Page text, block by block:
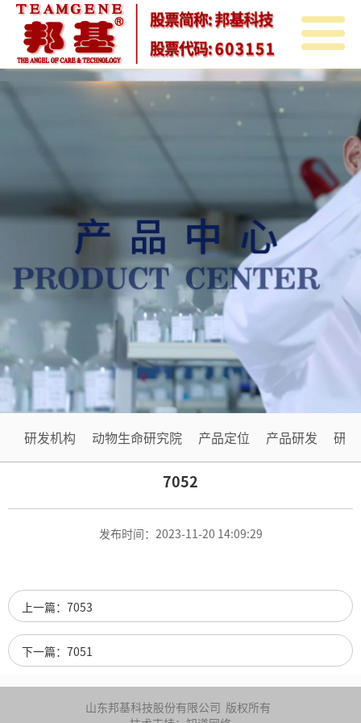
研发机构 动物生命研究院 产品定位 产品研发 研
7052
发布时间：2023-11-20 14:09:29
上一篇：7053
下一篇：7051
山东邦基科技股份有限公司 版权所有
于邦
闻
教
育
产
品
中
心
投
资
者
关
系
人
力
资
源
联
系
我